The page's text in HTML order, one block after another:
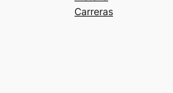
Carreras